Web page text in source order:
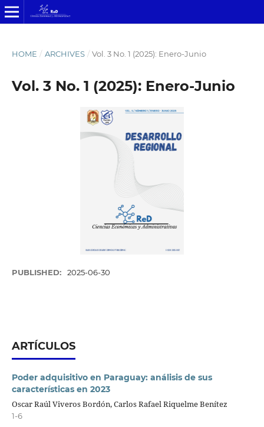
HOME / ARCHIVES / Vol. 3 No. 1 (2025): Enero-Junio
Vol. 3 No. 1 (2025): Enero-Junio
PUBLISHED: 2025-06-30
ARTÍCULOS
Poder adquisitivo en Paraguay: análisis de sus
características en 2023
Oscar Raúl Viveros Bordón, Carlos Rafael Riquelme Benítez
1-6